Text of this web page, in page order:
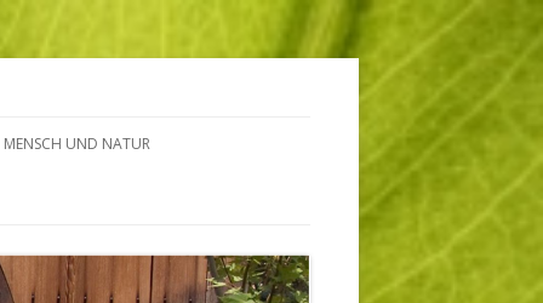
MENSCH UND NATUR